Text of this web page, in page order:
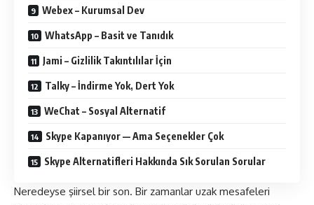
Webex – Kurumsal Dev
WhatsApp – Basit ve Tanıdık
Jami – Gizlilik Takıntılılar İçin
Talky – İndirme Yok, Dert Yok
WeChat – Sosyal Alternatif
Skype Kapanıyor — Ama Seçenekler Çok
Skype Alternatifleri Hakkında Sık Sorulan Sorular
Neredeyse şiirsel bir son. Bir zamanlar uzak mesafeleri